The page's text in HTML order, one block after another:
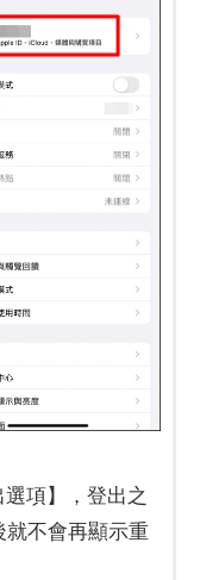
項】，登出之
不會再顯示重